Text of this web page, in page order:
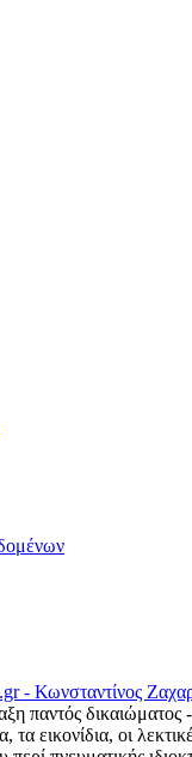
- Κωνσταντίνος
παντός δικαιώματος -
εικονίδια, οι